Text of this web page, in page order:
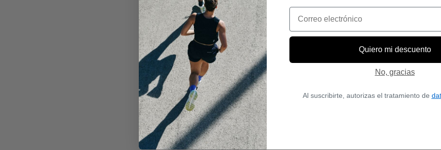
Email
Quiero mi descuento
No, gracias
Al suscribirte, autorizas el tratamiento de